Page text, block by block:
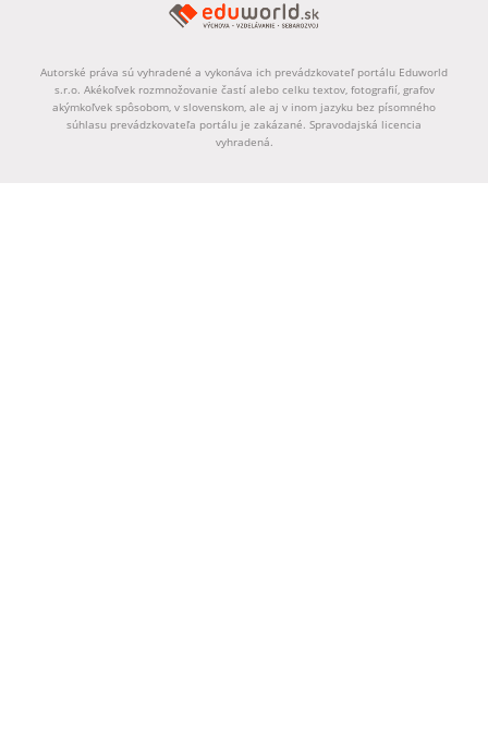
Autorské práva sú vyhradené a vykonáva ich prevádzkovateľ portálu Eduworld
s.r.o. Akékoľvek rozmnožovanie častí alebo celku textov, fotografií, grafov
akýmkoľvek spôsobom, v slovenskom, ale aj v inom jazyku bez písomného
súhlasu prevádzkovateľa portálu je zakázané. Spravodajská licencia
vyhradená.